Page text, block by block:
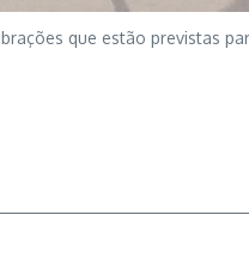
que estão previstas